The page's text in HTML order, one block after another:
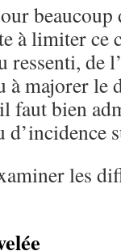
beaucoup
à limiter ce
de
majorer le
faut bien
d’incidence
les